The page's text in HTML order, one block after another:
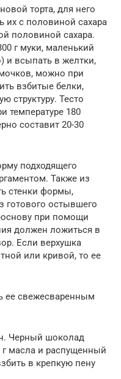
торта, для него
их с половиной сахара
половиной сахара.
г муки, маленький
и всыпать в желтки,
можно при
взбитые белки,
структуру. Тесто
температуре 180
составит 20-30
подходящего
Также из
стенки формы,
готового остывшего
при помощи
должен ложиться в
Если верхушка
или кривой, то ее
ее свежесваренным
Черный шоколад
г масла и распущенный
в крепкую пену